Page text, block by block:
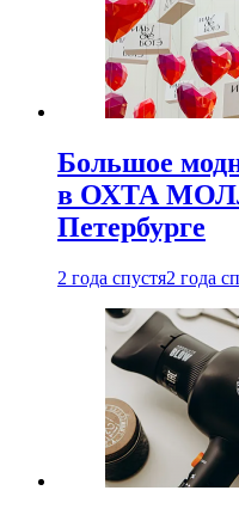
Большое
в ОХТА
Петербурге
2 года спустя2 года